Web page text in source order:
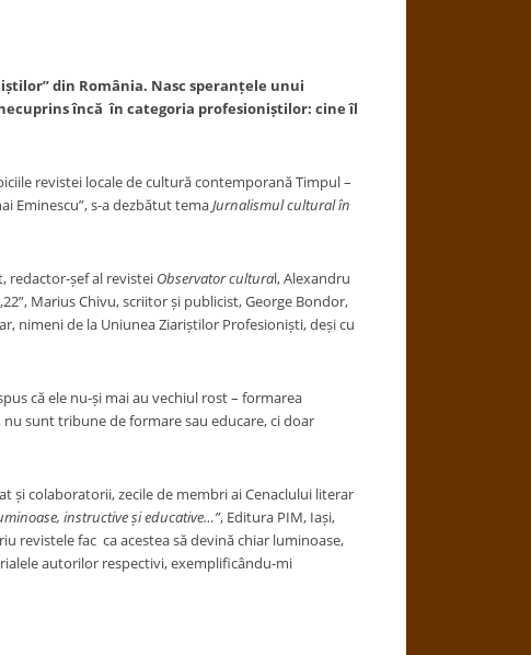
din România. Nasc speranțele unui
încă în categoria profesioniștilor: cine îl
revistei locale de cultură contemporană Timpul –
Eminescu”, s-a dezbătut temaJurnalismul cultural în
redactor-șef al revistei Observator cultural, Alexandru
Marius Chivu, scriitor și publicist, George Bondor,
nimeni de la Uniunea Ziariștilor Profesioniști, deși cu
că ele nu-și mai au vechiul rost – formarea
sunt tribune de formare sau educare, ci doar
și colaboratorii, zecile de membri ai Cenaclului literar
instructive și educative…”, Editura PIM, Iași,
revistele fac ca acestea să devină chiar luminoase,
autorilor respectivi, exemplificându-mi